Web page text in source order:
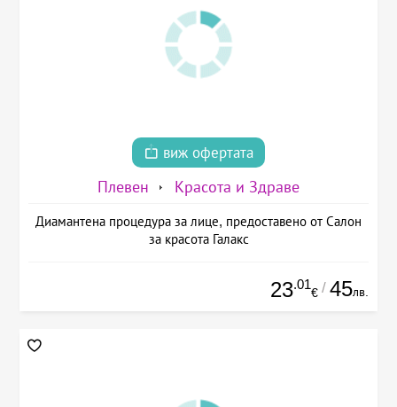
виж офертата
Плевен Красота и Здраве
Диамантена процедура за лице, предоставено от Салон
за красота Галакс
23.01
€ / 45лв.